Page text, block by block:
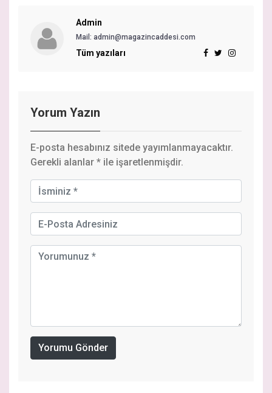
Admin
Mail: admin@magazincaddesi.com
Tüm yazıları
Yorum Yazın
E-posta hesabınız sitede yayımlanmayacaktır.
Gerekli alanlar * ile işaretlenmişdir.
Yorumu Gönder